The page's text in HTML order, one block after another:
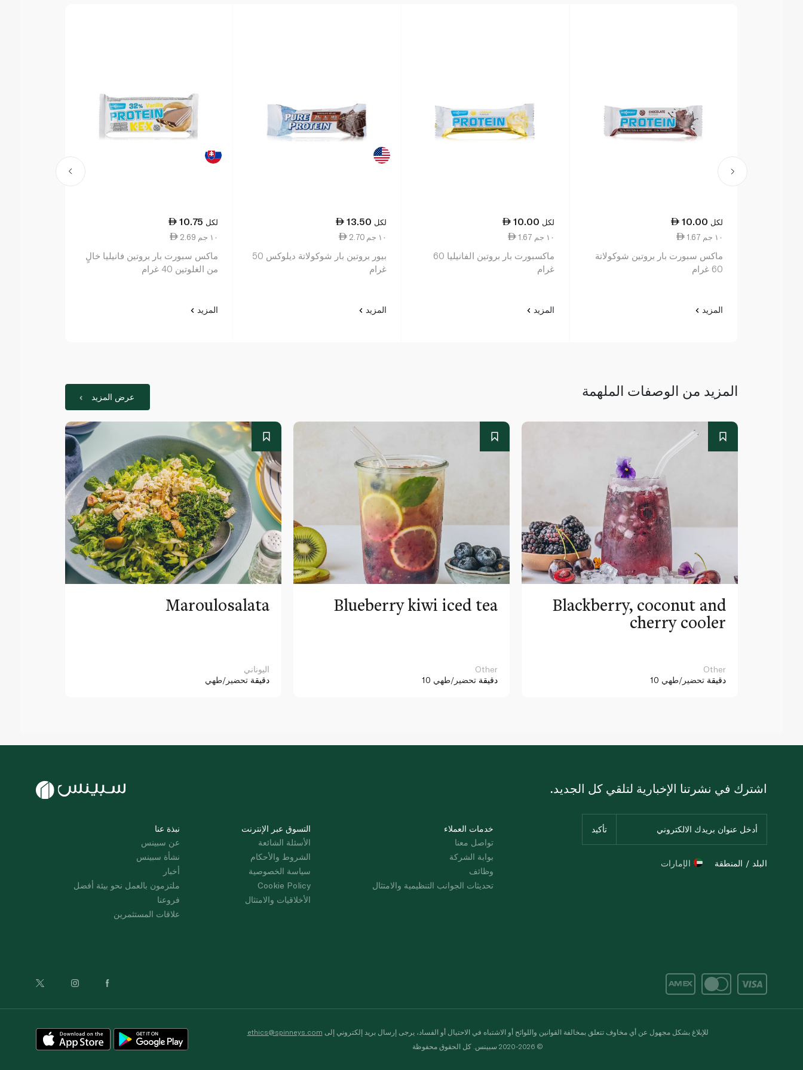
10.00 لكل
1.67 ١٠ جم
ماكس سبورت بار بروتين شوكولاتة
60 غرام
المزيد
10.00 لكل
1.67 ١٠ جم
ماكسبورت بار بروتين الفانيليا 60
غرام
المزيد
13.50 لكل
2.70 ١٠ جم
بيور بروتين بار شوكولاتة ديلوكس 50
غرام
المزيد
10.75 لكل
2.69 ١٠ جم
ماكس سبورت بار بروتين فانيليا خالٍ
من الغلوتين 40 غرام
المزيد
المزيد من الوصفات الملهمة عرض المزيد
Maroulosalata
اليوناني
دقيقة تحضير/طهي
Blueberry kiwi iced tea
Other
10 دقيقة تحضير/طهي
Blackberry, coconut and
cherry cooler
Other
10 دقيقة تحضير/طهي
نبذة عنا
عن سبينس
نشأة سبينس
أخبار
ملتزمون بالعمل نحو بيئة أفضل
فروعنا
علاقات المستثمرين
التسوق عبر الإنترنت
الأسئلة الشائعة
الشروط والأحكام
سياسة الخصوصية
Cookie Policy
الأخلاقيات والامتثال
خدمات العملاء
تواصل معنا
بوابة الشركة
وظائف
تحديثات الجوانب التنظيمية والامتثال
اشترك في نشرتنا الإخبارية لتلقي كل الجديد.
البلد / المنطقة الإمارات
للإبلاغ بشكل مجهول عن أي مخاوف تتعلق بمخالفة القوانين واللوائح أو الاشتباه في الاحتيال أو الفساد، يرجى إرسال بريد إلكتروني إلى ethics@spinneys.com
© 2020-2026 سبينس. كل الحقوق محفوظة